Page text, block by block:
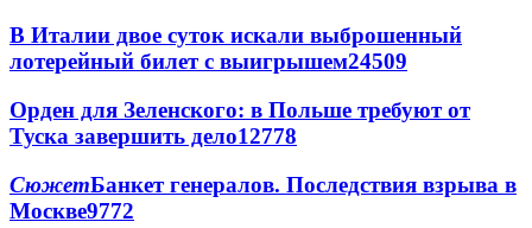
В Италии двое суток искали выброшенный
лотерейный билет с выигрышем24509
Орден для Зеленского: в Польше требуют от
Туска завершить дело12778
СюжетБанкет генералов. Последствия взрыва в
Москве9772